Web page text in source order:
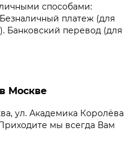
способами:
платеж (для
Банковский перевод (для
Москве
ул. Академика Королёва
Приходите мы всегда Вам